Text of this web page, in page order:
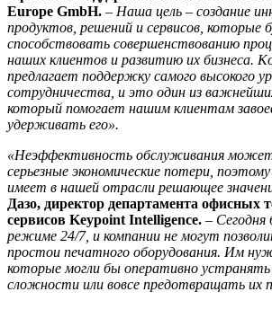
Europe GmbH. – Наша цель – создание
продуктов, решений и сервисов, которые
способствовать совершенствованию
наших клиентов и развитию их бизнеса.
предлагает поддержку самого высокого
сотрудничества, и это один из
который помогает нашим клиентам
удерживать его».
«Неэффективность обслуживания
серьезные экономические потери,
имеет в нашей отрасли решающее
Дазо, директор департамента офисных
сервисов Keypoint Intelligence. – Сегодня
режиме 24/7, и компании не могут
простои печатного оборудования. Им
которые могли бы оперативно
сложности или вовсе предотвращать их